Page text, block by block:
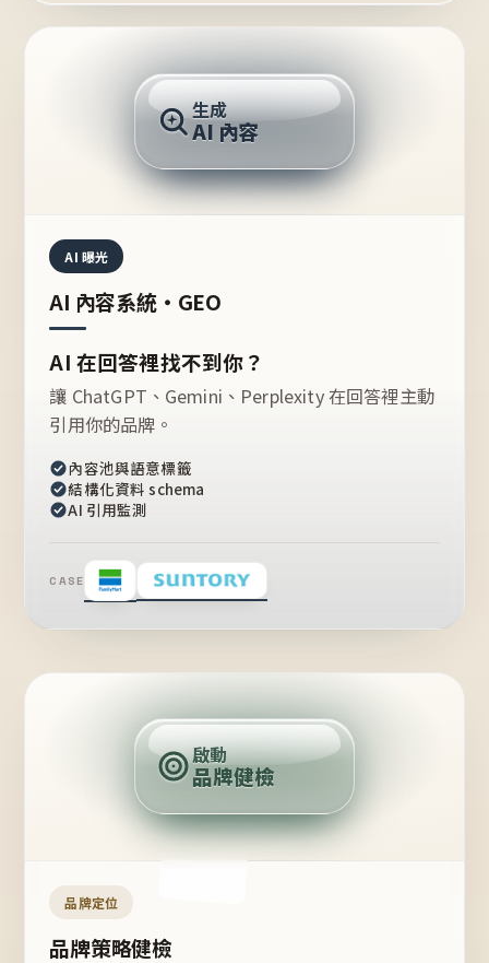
推薦的台灣品牌？
生成
AI 內容
AI 曝光
AI 內容系統・GEO
AI 在回答裡找不到你？
讓 ChatGPT、Gemini、Perplexity 在回答裡主動
引用你的品牌。
內容池與語意標籤
結構化資料 schema
AI 引用監測
CASE
定
位
點
啟動
品牌健檢
品牌定位
品牌策略健檢